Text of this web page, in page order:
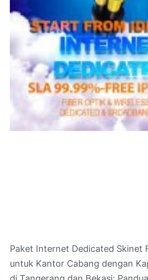
Paket Internet Dedicated Skinet
untuk Kantor Cabang dengan